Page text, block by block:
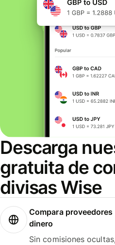
Descarga
gratuita de
divisas Wise
Compara
dinero
Sin comisiones